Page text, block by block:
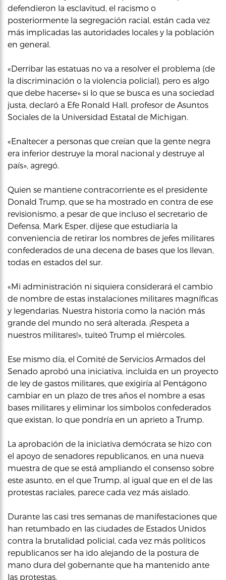
defendieron la esclavitud, el racismo o
posteriormente la segregación racial, están cada vez
más implicadas las autoridades locales y la población
en general.
«Derribar las estatuas no va a resolver el problema (de
la discriminación o la violencia policial), pero es algo
que debe hacerse» si lo que se busca es una sociedad
justa, declaró a Efe Ronald Hall, profesor de Asuntos
Sociales de la Universidad Estatal de Michigan.
«Enaltecer a personas que creían que la gente negra
era inferior destruye la moral nacional y destruye al
país», agregó.
Quien se mantiene contracorriente es el presidente
Donald Trump, que se ha mostrado en contra de ese
revisionismo, a pesar de que incluso el secretario de
Defensa, Mark Esper, dijese que estudiaría la
conveniencia de retirar los nombres de jefes militares
confederados de una decena de bases que los llevan,
todas en estados del sur.
«Mi administración ni siquiera considerará el cambio
de nombre de estas instalaciones militares magníficas
y legendarias. Nuestra historia como la nación más
grande del mundo no será alterada. ¡Respeta a
nuestros militares!», tuiteó Trump el miércoles.
Ese mismo día, el Comité de Servicios Armados del
Senado aprobó una iniciativa, incluida en un proyecto
de ley de gastos militares, que exigiría al Pentágono
cambiar en un plazo de tres años el nombre a esas
bases militares y eliminar los símbolos confederados
que existan, lo que pondría en un aprieto a Trump.
La aprobación de la iniciativa demócrata se hizo con
el apoyo de senadores republicanos, en una nueva
muestra de que se está ampliando el consenso sobre
este asunto, en el que Trump, al igual que en el de las
protestas raciales, parece cada vez más aislado.
Durante las casi tres semanas de manifestaciones que
han retumbado en las ciudades de Estados Unidos
contra la brutalidad policial, cada vez más políticos
republicanos ser ha ido alejando de la postura de
mano dura del gobernante que ha mantenido ante
las protestas.